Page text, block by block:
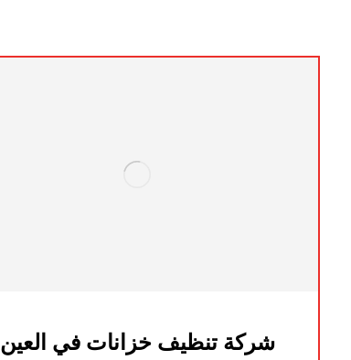
شركة تنظيف خزانات في العين